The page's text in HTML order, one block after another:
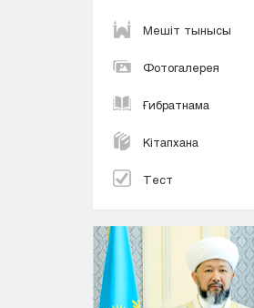
Мешіт тынысы
Фотогалерея
Ғибратнама
Кітапхана
Тест